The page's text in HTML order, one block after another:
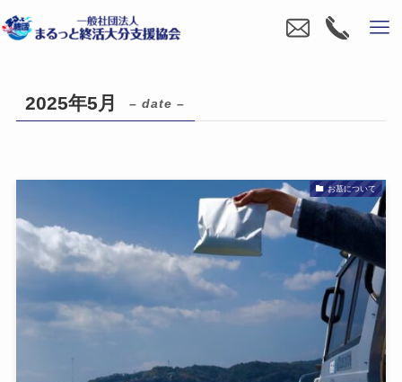
2025年5月 – date –
お墓について